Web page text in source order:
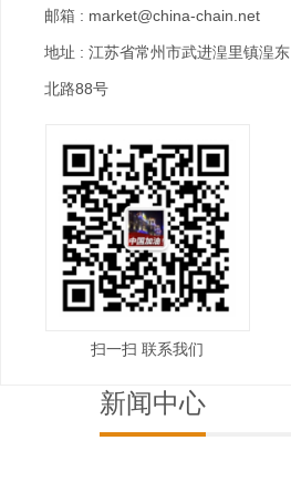
邮箱 : market@china-chain.net
地址 : 江苏省常州市武进湟里镇湟东
北路88号
扫一扫 联系我们
新闻中心